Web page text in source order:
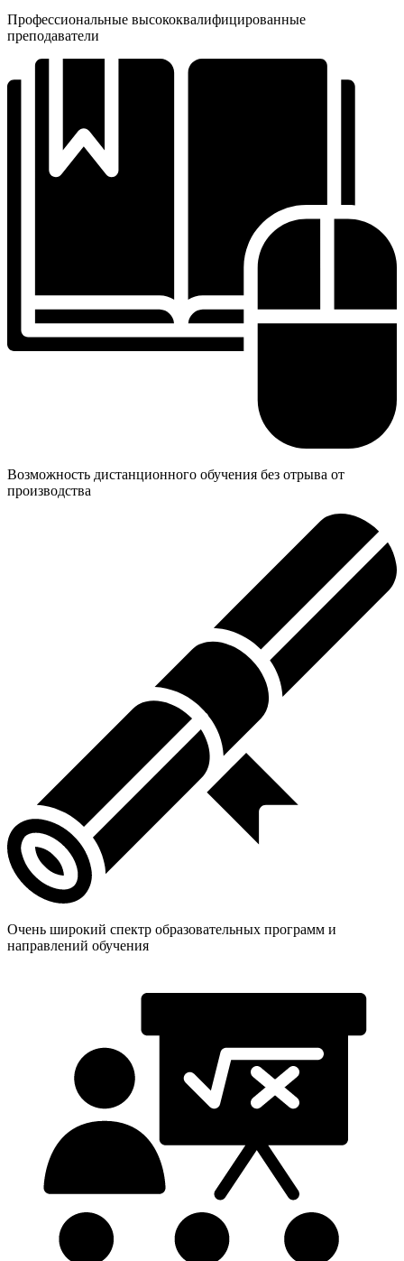
Профессиональные высококвалифицированные
преподаватели
Возможность дистанционного обучения без отрыва от
производства
Очень широкий спектр образовательных программ и
направлений обучения